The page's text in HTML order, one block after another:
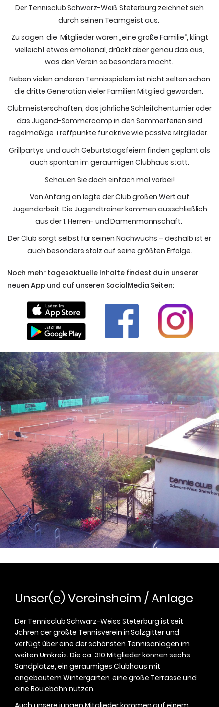
Der Tennisclub Schwarz-Weiß Steterburg zeichnet sich
durch seinen Teamgeist aus.
Zu sagen, die Mitglieder wären „eine große Familie“, klingt
vielleicht etwas emotional, drückt aber genau das aus,
was den Verein so besonders macht.
Neben vielen anderen Tennisspielern ist nicht selten schon
die dritte Generation vieler Familien Mitglied geworden.
Clubmeisterschaften, das jährliche Schleifchenturnier oder
das Jugend-Sommercamp in den Sommerferien sind
regelmäßige Treffpunkte für aktive wie passive Mitglieder.
Grillpartys, und auch Geburtstagsfeiern finden geplant als
auch spontan im geräumigen Clubhaus statt.
Schauen Sie doch einfach mal vorbei!
Von Anfang an legte der Club großen Wert auf
Jugendarbeit. Die Jugendtrainer kommen ausschließlich
aus der 1. Herren- und Damenmannschaft.
Der Club sorgt selbst für seinen Nachwuchs – deshalb ist er
auch besonders stolz auf seine größten Erfolge.
Noch mehr tagesaktuelle Inhalte findest du in unserer
neuen App und auf unseren SocialMedia Seiten:
Unser(e) Vereinsheim / Anlage
Der Tennisclub Schwarz-Weiss Steterburg ist seit
Jahren der größte Tennisverein in Salzgitter und
verfügt über eine der schönsten Tennisanlagen im
weiten Umkreis. Die ca. 310 Mitglieder können sechs
Sandplätze, ein geräumiges Clubhaus mit
angebautem Wintergarten, eine große Terrasse und
eine Boulebahn nutzen.
Auch unsere jungen Mitglieder kommen auf einem